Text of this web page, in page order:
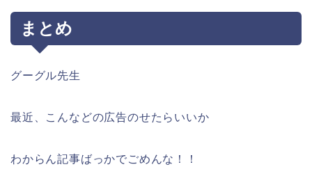
まとめ
グーグル先生
最近、こんなどの広告のせたらいいか
わからん記事ばっかでごめんな！！